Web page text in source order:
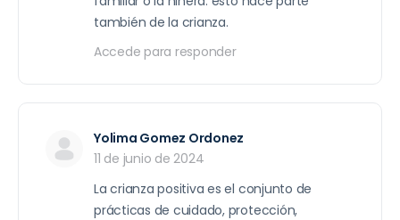
también de la crianza.
Accede para responder
Yolima Gomez Ordonez
11 de junio de 2024
La crianza positiva es el conjunto de
prácticas de cuidado, protección,